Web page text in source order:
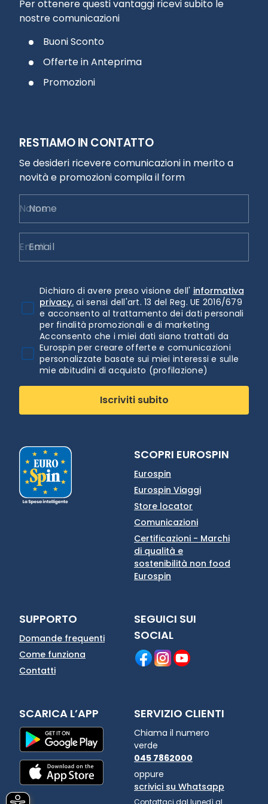
Per ottenere questi vantaggi ricevi subito le
nostre comunicazioni
Buoni Sconto
Offerte in Anteprima
Promozioni
RESTIAMO IN CONTATTO
Se desideri ricevere comunicazioni in merito a
novità e promozioni compila il form
Nome
Email
Dichiaro di avere preso visione dell' informativa
privacy. ai sensi dell'art. 13 del Reg. UE 2016/679
e acconsento al trattamento dei dati personali
per finalità promozionali e di marketing
Acconsento che i miei dati siano trattati da
Eurospin per creare offerte e comunicazioni
personalizzate basate sui miei interessi e sulle
mie abitudini di acquisto (profilazione)
Iscriviti subito
SCOPRI EUROSPIN
Eurospin
Eurospin Viaggi
Store locator
Comunicazioni
Certificazioni - Marchi
di qualità e
sostenibilità non food
Eurospin
SUPPORTO
Domande frequenti
Come funziona
Contatti
SEGUICI SUI
SOCIAL
SCARICA L’APP SERVIZIO CLIENTI
Chiama il numero
verde
045 7862000
oppure
scrivici su Whatsapp
Contattaci dal lunedì al